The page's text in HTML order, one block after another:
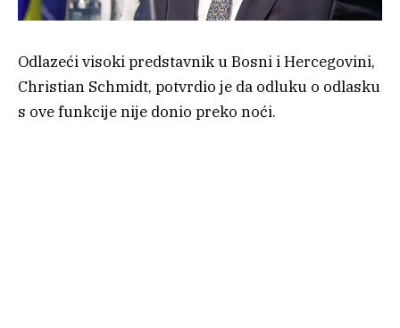
Odlazeći visoki predstavnik u Bosni i Hercegovini,
Christian Schmidt, potvrdio je da odluku o odlasku
s ove funkcije nije donio preko noći.